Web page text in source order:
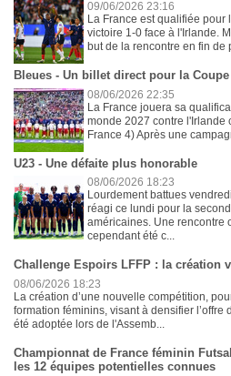
09/06/2026 23:16
La France est qualifiée
victoire 1-0 face à l'Irlande.
but de la rencontre en fin de
Bleues - Un billet direct pour la
08/06/2026 22:35
La France jouera sa
monde 2027 contre l'Irlande
France 4) Après une
U23 - Une défaite plus honorable
08/06/2026 18:23
Lourdement battues
réagi ce lundi pour la
américaines. Une rencontre
cependant été c...
Challenge Espoirs LFFP : la création
08/06/2026 18:23
La création d’une nouvelle compétition,
formation féminins, visant à densifier l’offre
été adoptée lors de l'Assemb...
Championnat de France féminin
les 12 équipes potentielles connues